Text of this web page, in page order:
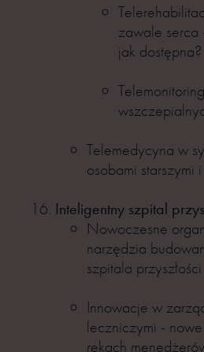
zawale serca
jak dostępna?
Telemedycyna w
osobami starszymi
Inteligentny szpital
Nowoczesne
narzędzia
szpitala przyszłości
Innowacje w
leczniczymi -
rękach